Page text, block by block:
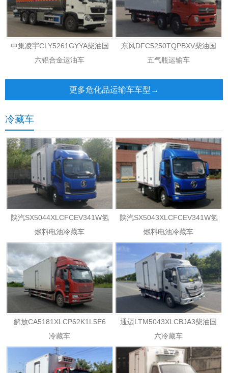
中集凌宇CLY5261GYYA柴油国
六铝合金运油车
东风DFC5250TQPBXV柴油国
五气瓶运输车
更多危化品运输车车型→
冷藏车
陕汽SX5044XLCFCEV341W氢
燃料电池冷藏车
陕汽SX5043XLCFCEV341W氢
燃料电池冷藏车
解放CA5181XLCP62K1L5E6
冷藏车
通迈LTM5043XLCBJA3柴油国
六冷藏车